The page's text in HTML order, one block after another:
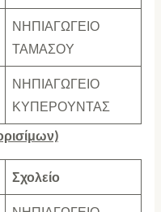
ΝΗΠΙΑΓΩΓΕΙΟ
ΤΑΜΑΣΟΥ
ΝΗΠΙΑΓΩΓΕΙΟ
ΚΥΠΕΡΟΥΝΤΑΣ
Σχολείο